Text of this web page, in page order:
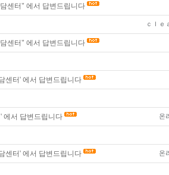
센터" 에서 답변드립니다
ｃｌｅ
센터" 에서 답변드립니다
센터' 에서 답변드립니다
에서 답변드립니다 온
센터' 에서 답변드립니다 온